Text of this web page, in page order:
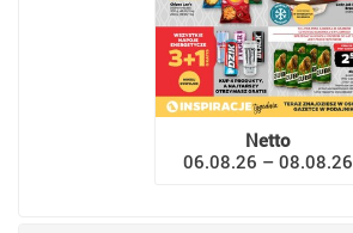
Netto
06.08.26 – 08.08.26